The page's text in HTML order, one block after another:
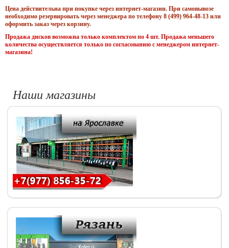
Цена действительна при покупке через интернет-магазин. При самовывозе
необходимо резервировать через менеджера по телефону 8 (499) 964-48-13 или
оформить заказ через корзину.
Продажа дисков возможна только комплектом по 4 шт. Продажа меньшего
количества осуществляется только по согласованию с менеджером интернет-
магазина!
Наши магазины